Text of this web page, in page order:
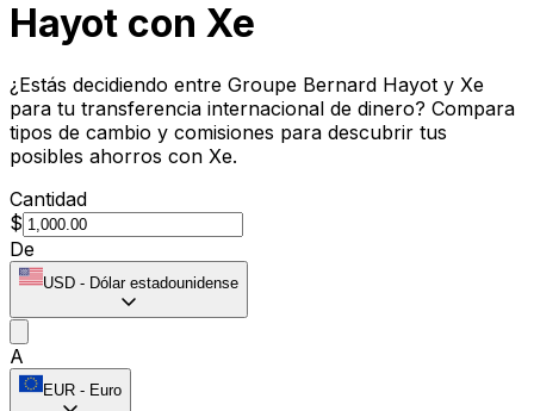
Hayot con Xe
¿Estás decidiendo entre Groupe Bernard Hayot y Xe
para tu transferencia internacional de dinero? Compara
tipos de cambio y comisiones para descubrir tus
posibles ahorros con Xe.
Cantidad
$
De
USD - Dólar estadounidense
A
EUR - Euro